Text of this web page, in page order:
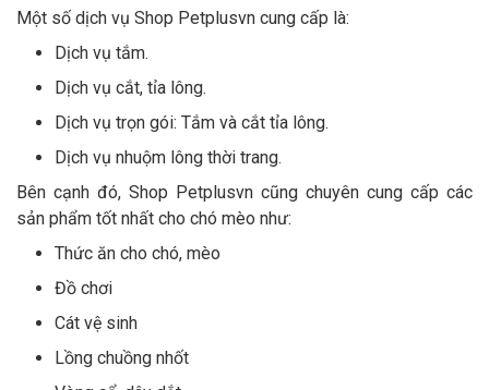
Một số dịch vụ Shop Petplusvn cung cấp là:
Dịch vụ tắm.
Dịch vụ cắt, tỉa lông.
Dịch vụ trọn gói: Tắm và cắt tỉa lông.
Dịch vụ nhuộm lông thời trang.
Bên cạnh đó, Shop Petplusvn cũng chuyên cung cấp các
sản phẩm tốt nhất cho chó mèo như:
Thức ăn cho chó, mèo
Đồ chơi
Cát vệ sinh
Lồng chuồng nhốt